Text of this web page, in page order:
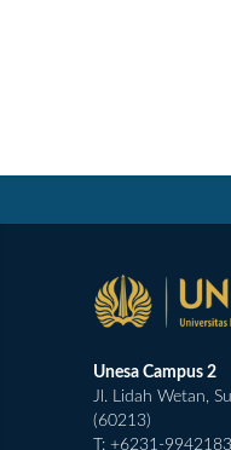
Unesa Campus 2
Jl. Lidah Wetan,
(60213)
T: +6231-